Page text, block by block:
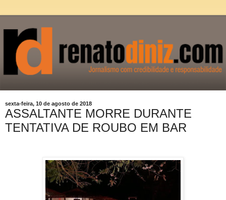
sexta-feira, 10 de agosto de 2018
ASSALTANTE MORRE DURANTE
TENTATIVA DE ROUBO EM BAR